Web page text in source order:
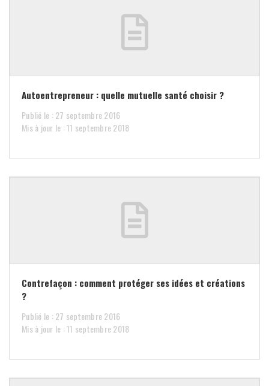
Autoentrepreneur : quelle mutuelle santé choisir ?
Publié le : 27 septembre 2016
Mis à jour le : 11 septembre 2018
Contrefaçon : comment protéger ses idées et créations
?
Publié le : 27 septembre 2016
Mis à jour le : 11 septembre 2018